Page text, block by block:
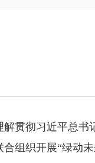
解贯彻习近平总书
组织开展“绿动